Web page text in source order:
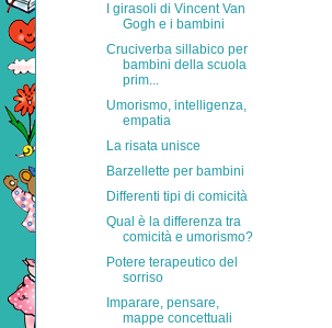
I girasoli di Vincent Van
Gogh e i bambini
Cruciverba sillabico per
bambini della scuola
prim...
Umorismo, intelligenza,
empatia
La risata unisce
Barzellette per bambini
Differenti tipi di comicità
Qual è la differenza tra
comicità e umorismo?
Potere terapeutico del
sorriso
Imparare, pensare,
mappe concettuali